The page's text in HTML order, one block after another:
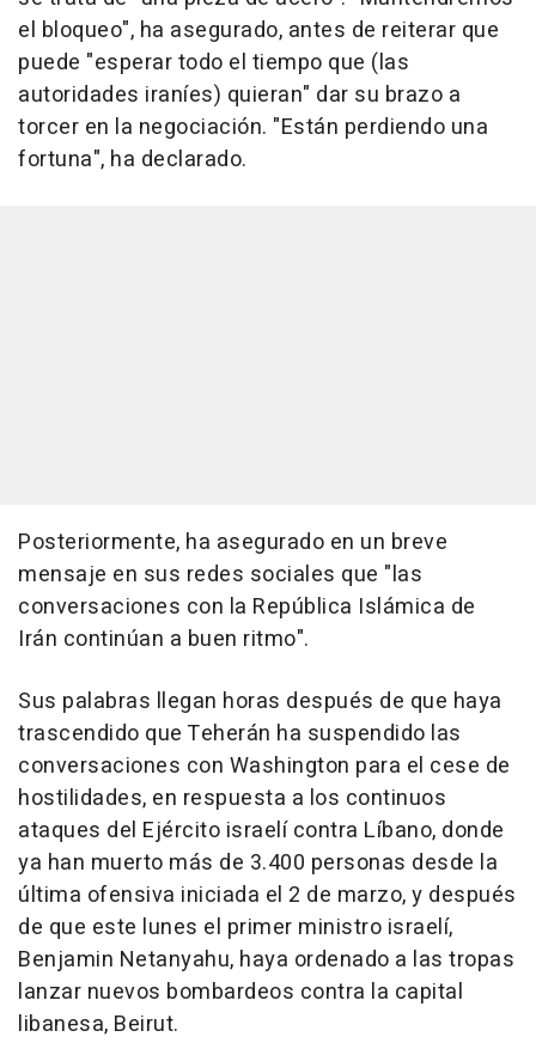
el bloqueo", ha asegurado, antes de reiterar que
puede "esperar todo el tiempo que (las
autoridades iraníes) quieran" dar su brazo a
torcer en la negociación. "Están perdiendo una
fortuna", ha declarado.
Posteriormente, ha asegurado en un breve
mensaje en sus redes sociales que "las
conversaciones con la República Islámica de
Irán continúan a buen ritmo".
Sus palabras llegan horas después de que haya
trascendido que Teherán ha suspendido las
conversaciones con Washington para el cese de
hostilidades, en respuesta a los continuos
ataques del Ejército israelí contra Líbano, donde
ya han muerto más de 3.400 personas desde la
última ofensiva iniciada el 2 de marzo, y después
de que este lunes el primer ministro israelí,
Benjamin Netanyahu, haya ordenado a las tropas
lanzar nuevos bombardeos contra la capital
libanesa, Beirut.